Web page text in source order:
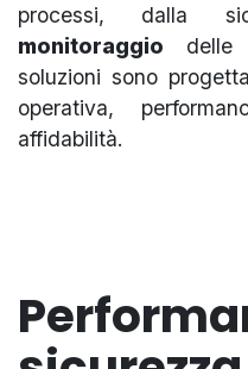
processi, dalla
monitoraggio delle
soluzioni sono
operativa,
affidabilità.